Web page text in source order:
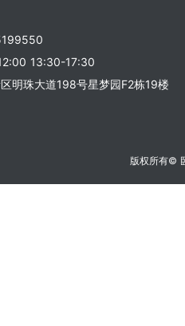
13:30-17:30
明珠大道198号星梦园F2栋19楼
版权所有©